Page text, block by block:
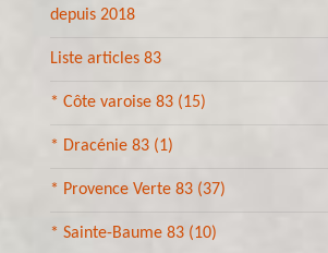
depuis 2018
Liste articles 83
* Côte varoise 83 (15)
* Dracénie 83 (1)
* Provence Verte 83 (37)
* Sainte-Baume 83 (10)